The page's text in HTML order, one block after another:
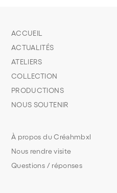
À propos du Créahmbxl
Nous rendre visite
Questions / réponses
ACCUEIL
ACTUALITÉS
ATELIERS
COLLECTION
PRODUCTIONS
NOUS SOUTENIR